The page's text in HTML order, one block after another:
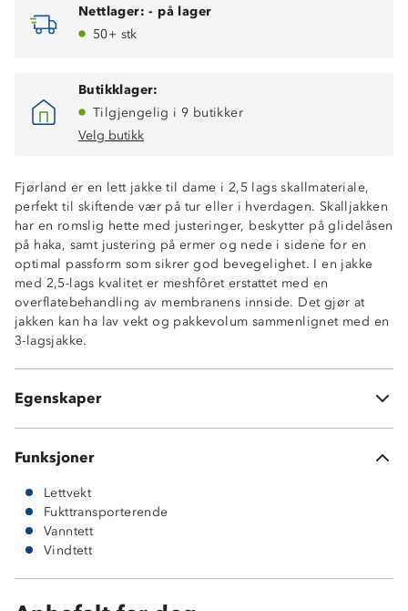
Nettlager: - på lager
50+ stk
Butikklager:
Tilgjengelig i 9 butikker
Velg butikk
Fjørland er en lett jakke til dame i 2,5 lags skallmateriale,
perfekt til skiftende vær på tur eller i hverdagen. Skalljakken
har en romslig hette med justeringer, beskytter på glidelåsen
på haka, samt justering på ermer og nede i sidene for en
optimal passform som sikrer god bevegelighet. I en jakke
med 2,5-lags kvalitet er meshfôret erstattet med en
overflatebehandling av membranens innside. Det gjør at
jakken kan ha lav vekt og pakkevolum sammenlignet med en
3-lagsjakke.
Egenskaper
Vanntett (10 000mm vannsøyle)
Vindtett
Tapede sømmer
2,5 lags skallkvalitet
ProreTex®-membran
Glatt innside
2 sidelommer med flapp
Fastmontert hette med 2-punktsjustering
Borrelåsjustering på ermer
Knagghempe i nakken
Funksjoner
Lettvekt
Fukttransporterende
Vanntett
Vindtett